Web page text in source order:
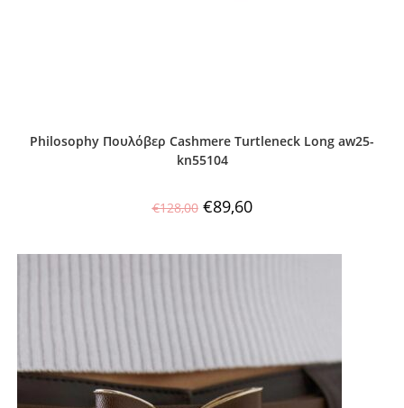
Philosophy Πουλόβερ Cashmere Turtleneck Long aw25-
kn55104
€128,00 €89,60